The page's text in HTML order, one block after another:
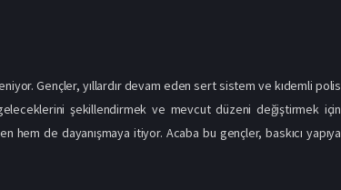
Gençler, yıllardır devam eden sert sistem ve kıdemli polis
şekillendirmek ve mevcut düzeni değiştirmek için
hem de dayanışmaya itiyor. Acaba bu gençler, baskıcı yapıya